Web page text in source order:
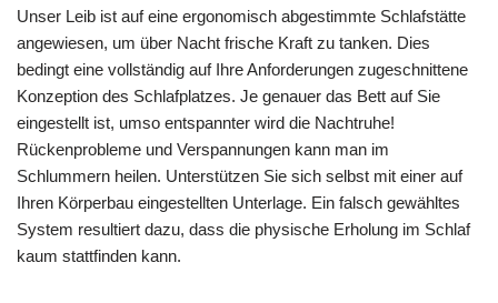
Unser Leib ist auf eine ergonomisch abgestimmte Schlafstätte
angewiesen, um über Nacht frische Kraft zu tanken. Dies
bedingt eine vollständig auf Ihre Anforderungen zugeschnittene
Konzeption des Schlafplatzes. Je genauer das Bett auf Sie
eingestellt ist, umso entspannter wird die Nachtruhe!
Rückenprobleme und Verspannungen kann man im
Schlummern heilen. Unterstützen Sie sich selbst mit einer auf
Ihren Körperbau eingestellten Unterlage. Ein falsch gewähltes
System resultiert dazu, dass die physische Erholung im Schlaf
kaum stattfinden kann.